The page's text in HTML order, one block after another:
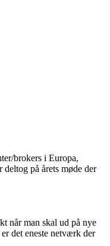
brokers i Europa,
på årets møde der
når man skal ud på nye
det eneste netværk der